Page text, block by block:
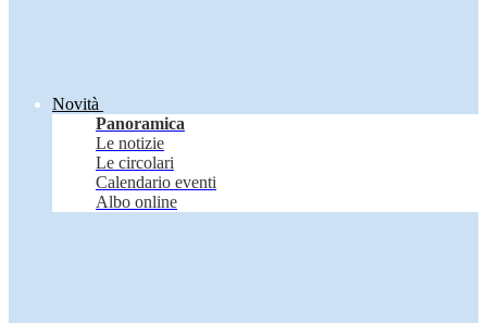
Novità
Panoramica
Le notizie
Le circolari
Calendario eventi
Albo online